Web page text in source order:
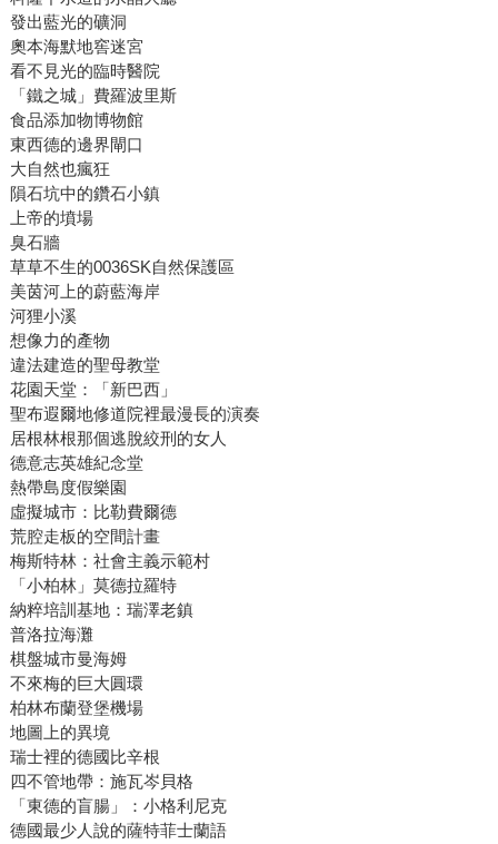
發出藍光的礦洞
奧本海默地窖迷宮
看不見光的臨時醫院
「鐵之城」費羅波里斯
食品添加物博物館
東西德的邊界閘口
大自然也瘋狂
隕石坑中的鑽石小鎮
上帝的墳場
臭石牆
草草不生的0036SK自然保護區
美茵河上的蔚藍海岸
河狸小溪
想像力的產物
違法建造的聖母教堂
花園天堂：「新巴西」
聖布遐爾地修道院裡最漫長的演奏
居根林根那個逃脫絞刑的女人
德意志英雄紀念堂
熱帶島度假樂園
虛擬城市：比勒費爾德
荒腔走板的空間計畫
梅斯特林：社會主義示範村
「小柏林」莫德拉羅特
納粹培訓基地：瑞澤老鎮
普洛拉海灘
棋盤城市曼海姆
不來梅的巨大圓環
柏林布蘭登堡機場
地圖上的異境
瑞士裡的德國比辛根
四不管地帶：施瓦岑貝格
「東德的盲腸」：小格利尼克
德國最少人說的薩特菲士蘭語